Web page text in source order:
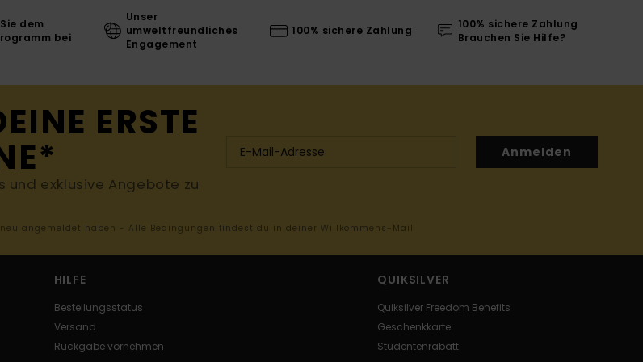
dem
bei
Unser
umweltfreundliches
Engagement
100% sichere Zahlung
100% sichere Zahlung
Brauchen Sie Hilfe?
ERSTE
exklusive Angebote zu
Anmelden
angemeldet haben - Alle Bedingungen findest du in deiner Willkommens-Mail
HILFE
Bestellungsstatus
Versand
Rückgabe vornehmen
QUIKSILVER
Quiksilver Freedom Benefits
Geschenkkarte
Studentenrabatt